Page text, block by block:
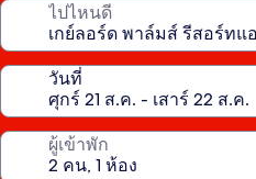
ไปไหนดี
วันที่
ผู้เข้าพัก